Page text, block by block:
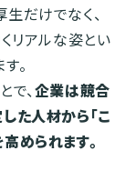
だけでなく、
リアルな姿とい
。
、企業は競合
た人材から「こ
められます。